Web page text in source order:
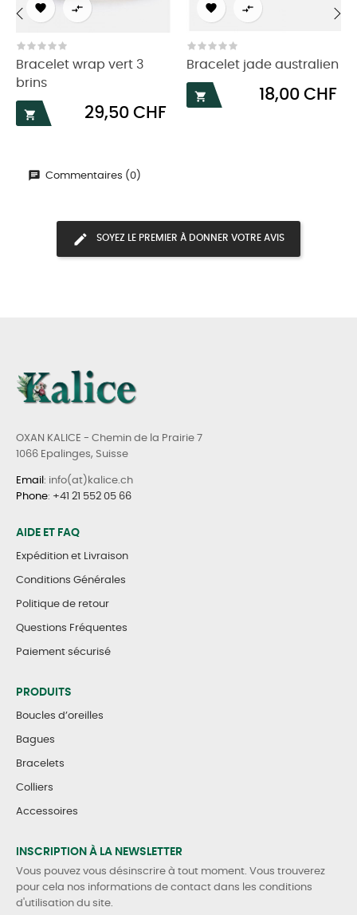
 
Bracelet wrap vert 3
brins

Prix
29,50 CHF
 
Bracelet jade australien

Prix
18,00 CHF
‹
Commentaires (0)
SOYEZ LE PREMIER À DONNER VOTRE AVIS
OXAN KALICE - Chemin de la Prairie 7
1066 Epalinges, Suisse
Email : info(at)kalice.ch
Phone: +41 21 552 05 66
AIDE ET FAQ
Expédition et Livraison
Conditions Générales
Politique de retour
Questions Fréquentes
Paiement sécurisé
PRODUITS
Boucles d’oreilles
Bagues
Bracelets
Colliers
Accessoires
INSCRIPTION À LA NEWSLETTER
Vous pouvez vous désinscrire à tout moment. Vous trouverez
pour cela nos informations de contact dans les conditions
d'utilisation du site.